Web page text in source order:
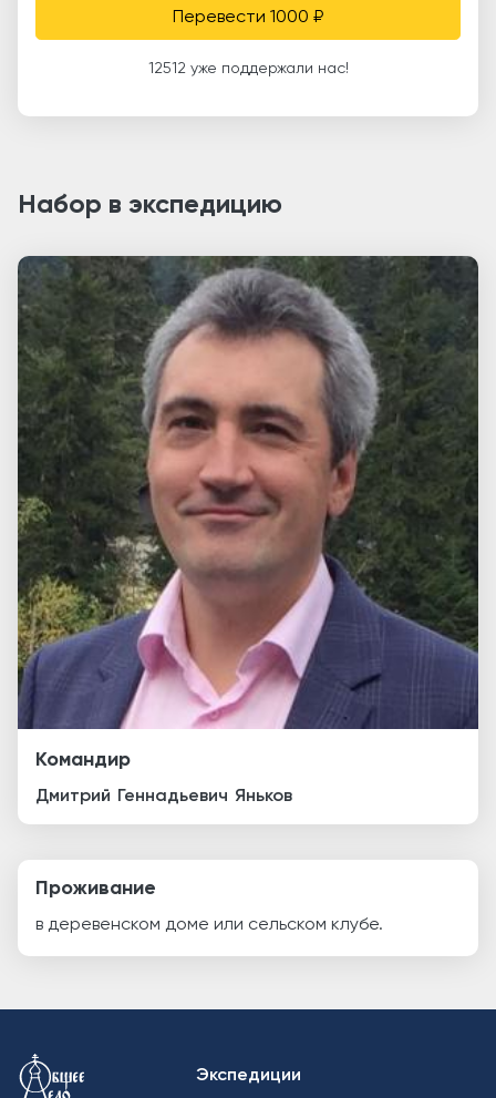
Перевести 1000 ₽
12512 уже поддержали нас!
Набор в экспедицию
Командир
Дмитрий Геннадьевич Яньков
Проживание
в деревенском доме или сельском клубе.
Меню в подвалеЭкспедиции